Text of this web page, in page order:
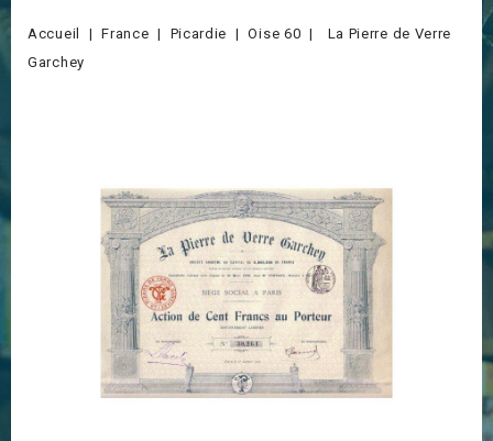
Accueil France Picardie Oise 60
La Pierre de Verre
Garchey